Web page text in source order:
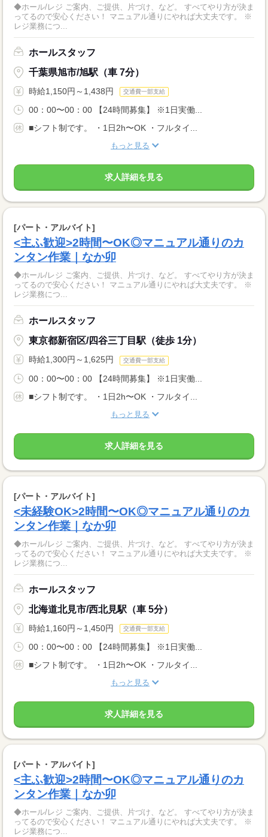
◆ホール/レジ ご案内、ご提供、片づけ、など。 すべてやり方が決ま
ってるので安心ください！ マニュアル通りにやれば大丈夫です。 ※
レジ業務につ...
ホールスタッフ
千葉県旭市/旭駅（車 7分）
時給1,150円～1,438円 交通費一部支給
00：00〜00：00 【24時間募集】 ※1日実働...
■シフト制です。 ・1日2h〜OK ・フルタイ...
もっと見る
求人詳細を見る
[パート・アルバイト]
<主ふ歓迎>2時間〜OK◎マニュアル通りのカ
ンタン作業｜なか卯
◆ホール/レジ ご案内、ご提供、片づけ、など。 すべてやり方が決ま
ってるので安心ください！ マニュアル通りにやれば大丈夫です。 ※
レジ業務につ...
ホールスタッフ
東京都新宿区/四谷三丁目駅（徒歩 1分）
時給1,300円～1,625円 交通費一部支給
00：00〜00：00 【24時間募集】 ※1日実働...
■シフト制です。 ・1日2h〜OK ・フルタイ...
もっと見る
求人詳細を見る
[パート・アルバイト]
<未経験OK>2時間〜OK◎マニュアル通りのカ
ンタン作業｜なか卯
◆ホール/レジ ご案内、ご提供、片づけ、など。 すべてやり方が決ま
ってるので安心ください！ マニュアル通りにやれば大丈夫です。 ※
レジ業務につ...
ホールスタッフ
北海道北見市/西北見駅（車 5分）
時給1,160円～1,450円 交通費一部支給
00：00〜00：00 【24時間募集】 ※1日実働...
■シフト制です。 ・1日2h〜OK ・フルタイ...
もっと見る
求人詳細を見る
[パート・アルバイト]
<主ふ歓迎>2時間〜OK◎マニュアル通りのカ
ンタン作業｜なか卯
◆ホール/レジ ご案内、ご提供、片づけ、など。 すべてやり方が決ま
ってるので安心ください！ マニュアル通りにやれば大丈夫です。 ※
レジ業務につ...